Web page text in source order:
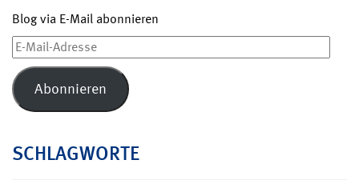
Blog via E-Mail abonnieren
E-
Mail-
Adresse
Abonnieren
SCHLAGWORTE